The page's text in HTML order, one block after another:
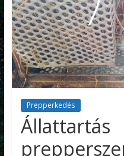
Prepperkedés
Állattartás